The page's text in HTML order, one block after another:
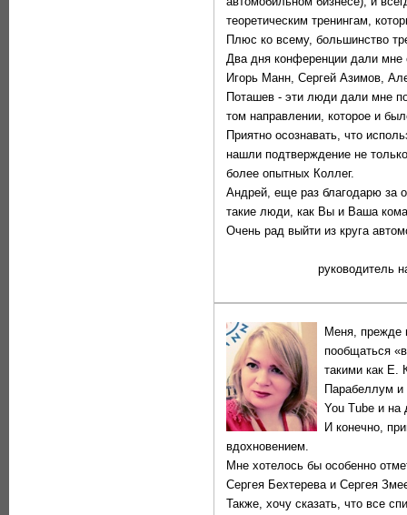
теоретическим тренингам,
Плюс ко всему, большинство
Два дня конференции дали
Игорь Манн, Сергей Азимов,
Поташев - эти люди дали мне
том направлении, которое и
Приятно осознавать, что
нашли подтверждение не
более опытных Коллег.
Андрей, еще раз благодарю за
такие люди, как Вы и Ваша
Очень рад выйти из круга
руководитель
Меня, прежде
пообщаться
такими как Е.
Парабеллум
You Tube и на
И конечно,
вдохновением.
Мне хотелось бы особенно
Сергея Бехтерева и Сергея
Также, хочу сказать, что все